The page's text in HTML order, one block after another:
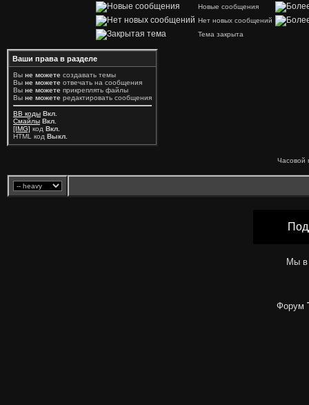
Новые сообщения
Нет новых сообщений
Тема закрыта
Ваши права в разделе
Вы не можете создавать темы
Вы не можете отвечать на сообщения
Вы не можете прикреплять файлы
Вы не можете редактировать сообщения
BB коды Вкл.
Смайлы Вкл.
[IMG] код Вкл.
HTML код Выкл.
Часовой
Мы в
Форум